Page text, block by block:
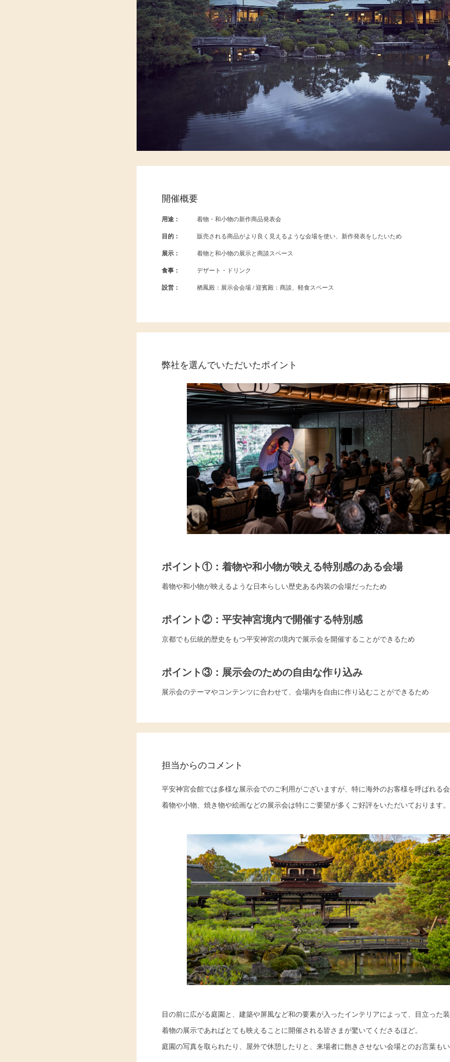
開催概要
用途： 着物・和小物の新作商品発表会
目的： 販売される商品がより良く見えるような会場を使い、新作発表をしたいため
展示： 着物と和小物の展示と商談スペース
食事： デザート・ドリンク
設営： 栖鳳殿：展示会会場 / 迎賓殿：商談、軽食スペース
弊社を選んでいただいたポイント
ポイント①：着物や和小物が映える特別感のある会場
着物や和小物が映えるような日本らしい歴史ある内装の会場だったため
ポイント②：平安神宮境内で開催する特別感
京都でも伝統的歴史をもつ平安神宮の境内で展示会を開催することができるため
ポイント③：展示会のための自由な作り込み
展示会のテーマやコンテンツに合わせて、会場内を自由に作り込むことができるため
担当からのコメント
平安神宮会館では多様な展示会でのご利用がございますが、特に海外のお客様を呼ばれる
着物や小物、焼き物や絵画などの展示会は特にご要望が多くご好評をいただいております。
目の前に広がる庭園と、建築や屏風など和の要素が入ったインテリアによって、目立った
着物の展示であればとても映えることに開催される皆さまが驚いてくださるほど。
庭園の写真を取られたり、屋外で休憩したりと、来場者に飽きさせない会場とのお言葉も